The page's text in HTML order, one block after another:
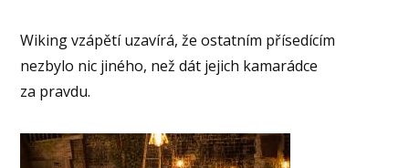
Wiking vzápětí uzavírá, že ostatním přísedícím
nezbylo nic jiného, než dát jejich kamarádce
za pravdu.